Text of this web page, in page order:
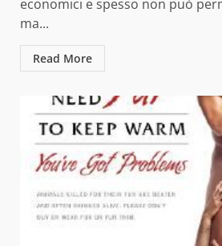
economici e spesso non può
ma...
Read More